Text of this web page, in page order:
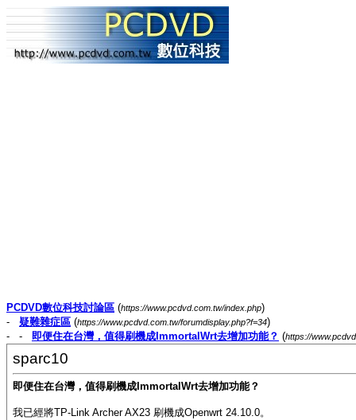
PCDVD數位科技討論區 (https://www.pcdvd.com.tw/index.php)
- 疑難雜症區 (https://www.pcdvd.com.tw/forumdisplay.php?f=34)
- - 即便住在台灣，值得刷機成ImmortalWrt去增加功能？ (https://
sparc10
即便住在台灣，值得刷機成ImmortalWrt去增加功能？
我已經將TP-Link Archer AX23 刷機成Openwrt 24.10.0。